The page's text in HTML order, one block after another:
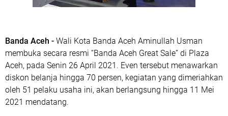
Banda Aceh - Wali Kota Banda Aceh Aminullah Usman
membuka secara resmi “Banda Aceh Great Sale” di Plaza
Aceh, pada Senin 26 April 2021. Even tersebut menawarkan
diskon belanja hingga 70 persen, kegiatan yang dimeriahkan
oleh 51 pelaku usaha ini, akan berlangsung hingga 11 Mei
2021 mendatang.